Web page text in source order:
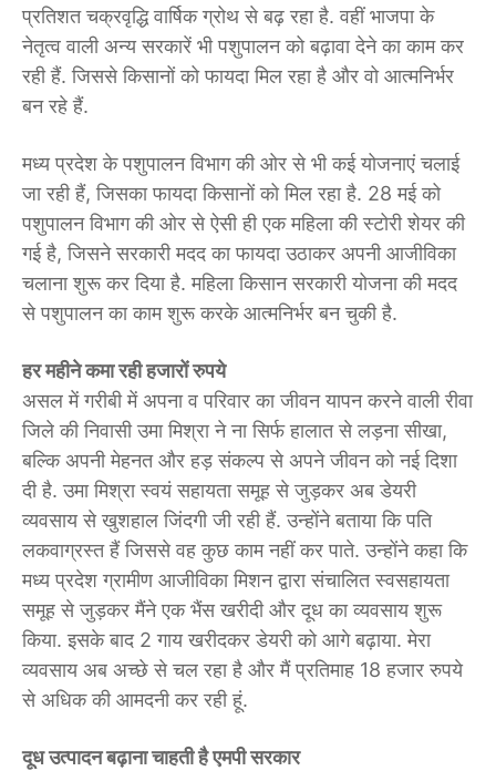
प्रतिशत चक्रवृद्धि वार्षिक ग्रोथ से बढ़ रहा है. वहीं भाजपा के
नेतृत्व वाली अन्य सरकारें भी पशुपालन को बढ़ावा देने का काम कर
रही हैं. जिससे किसानों को फायदा मिल रहा है और वो आत्मनिर्भर
बन रहे हैं.
मध्य प्रदेश के पशुपालन विभाग की ओर से भी कई योजनाएं चलाई
जा रही हैं, जिसका फायदा किसानों को मिल रहा है. 28 मई को
पशुपालन विभाग की ओर से ऐसी ही एक महिला की स्टोरी शेयर की
गई है, जिसने सरकारी मदद का फायदा उठाकर अपनी आजीविका
चलाना शुरू कर दिया है. महिला किसान सरकारी योजना की मदद
से पशुपालन का काम शुरू करके आत्मनिर्भर बन चुकी है.
हर महीने कमा रही हजारों रुपये
असल में गरीबी में अपना व परिवार का जीवन यापन करने वाली रीवा
जिले की निवासी उमा मिश्रा ने ना सिर्फ हालात से लड़ना सीखा,
बल्कि अपनी मेहनत और हड़ संकल्प से अपने जीवन को नई दिशा
दी है. उमा मिश्रा स्वयं सहायता समूह से जुड़कर अब डेयरी
व्यवसाय से खुशहाल जिंदगी जी रही हैं. उन्होंने बताया कि पति
लकवाग्रस्त हैं जिससे वह कुछ काम नहीं कर पाते. उन्होंने कहा कि
मध्य प्रदेश ग्रामीण आजीविका मिशन द्वारा संचालित स्वसहायता
समूह से जुड़कर मैंने एक भैंस खरीदी और दूध का व्यवसाय शुरू
किया. इसके बाद 2 गाय खरीदकर डेयरी को आगे बढ़ाया. मेरा
व्यवसाय अब अच्छे से चल रहा है और मैं प्रतिमाह 18 हजार रुपये
से अधिक की आमदनी कर रही हूं.
दूध उत्पादन बढ़ाना चाहती है एमपी सरकार